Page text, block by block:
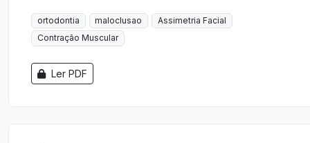
ortodontia maloclusao
Assimetria Facial
Contração Muscular
Ler PDF